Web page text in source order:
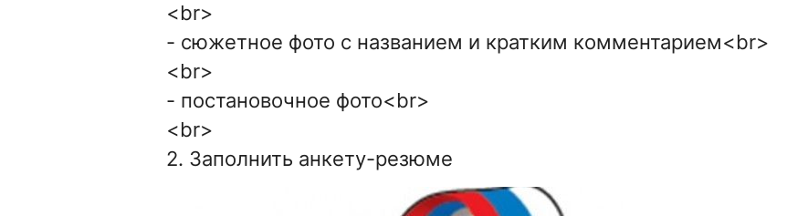
<br>
- сюжетное фото с названием и кратким комментарием<br>
<br>
- постановочное фото<br>
<br>
2. Заполнить анкету-резюме